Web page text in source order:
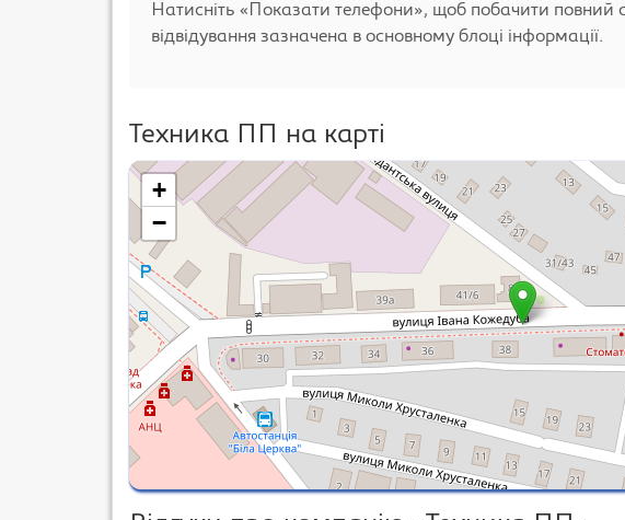
Натисніть «Показати телефони», щоб побачити повний
відвідування зазначена в основному блоці інформації.
Техника ПП на карті
+
−